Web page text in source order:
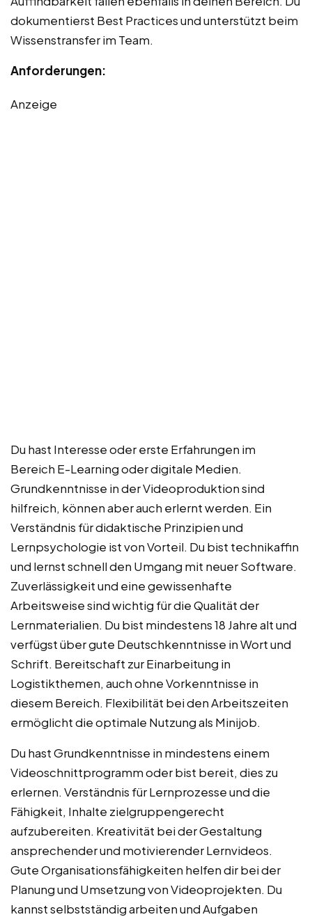
dokumentierst Best Practices und unterstützt beim
Wissenstransfer im Team.
Anforderungen:
Anzeige
Du hast Interesse oder erste Erfahrungen im
Bereich E-Learning oder digitale Medien.
Grundkenntnisse in der Videoproduktion sind
hilfreich, können aber auch erlernt werden. Ein
Verständnis für didaktische Prinzipien und
Lernpsychologie ist von Vorteil. Du bist technikaffin
und lernst schnell den Umgang mit neuer Software.
Zuverlässigkeit und eine gewissenhafte
Arbeitsweise sind wichtig für die Qualität der
Lernmaterialien. Du bist mindestens 18 Jahre alt und
verfügst über gute Deutschkenntnisse in Wort und
Schrift. Bereitschaft zur Einarbeitung in
Logistikthemen, auch ohne Vorkenntnisse in
diesem Bereich. Flexibilität bei den Arbeitszeiten
ermöglicht die optimale Nutzung als Minijob.
Du hast Grundkenntnisse in mindestens einem
Videoschnittprogramm oder bist bereit, dies zu
erlernen. Verständnis für Lernprozesse und die
Fähigkeit, Inhalte zielgruppengerecht
aufzubereiten. Kreativität bei der Gestaltung
ansprechender und motivierender Lernvideos.
Gute Organisationsfähigkeiten helfen dir bei der
Planung und Umsetzung von Videoprojekten. Du
kannst selbstständig arbeiten und Aufgaben